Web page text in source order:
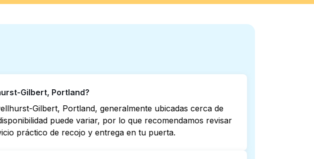
Gilbert, Portland?
Gilbert, Portland, generalmente ubicadas cerca de
puede variar, por lo que recomendamos revisar
práctico de recojo y entrega en tu puerta.